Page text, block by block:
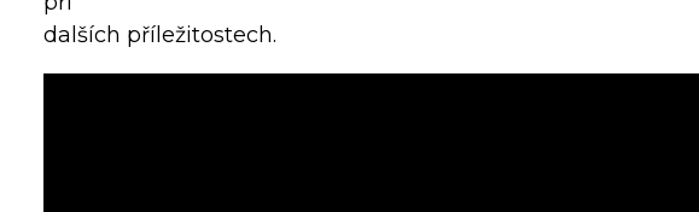
dalších příležitostech.